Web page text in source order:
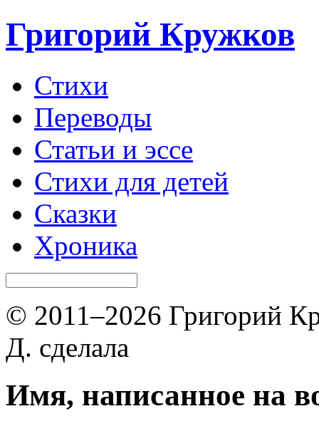
Григорий Кружков
Стихи
Переводы
Статьи и эссе
Стихи для детей
Сказки
Хроника
© 2011–2026 Григорий
Д. сделала
Имя, написанное на